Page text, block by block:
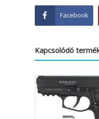
Facebook
Kapcsolódó